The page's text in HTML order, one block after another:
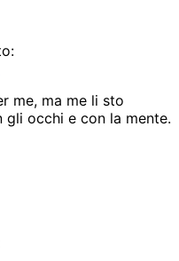
me, ma me li sto
occhi e con la mente.